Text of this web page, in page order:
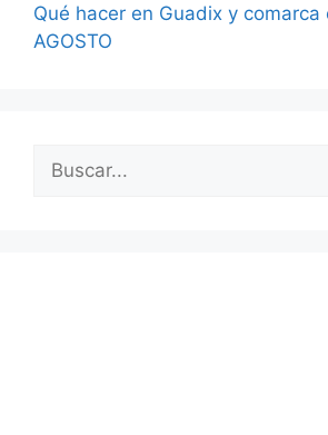
Qué hacer en Guadix y comarca
AGOSTO